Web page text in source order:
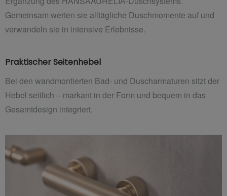
Gemeinsam werten sie alltägliche Duschmomente auf und
verwandeln sie in intensive Erlebnisse.
Praktischer Seitenhebel
Bei den wandmontierten Bad- und Duscharmaturen sitzt der
Hebel seitlich – markant in der Form und bequem in das
Gesamtdesign integriert.